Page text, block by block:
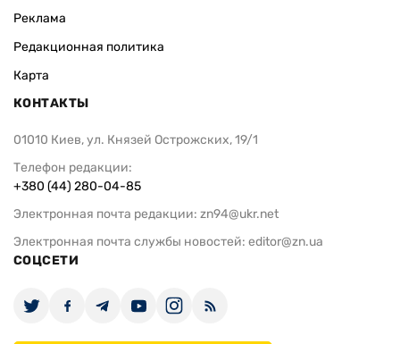
Реклама
Редакционная политика
Карта
КОНТАКТЫ
01010 Киев, ул. Князей Острожских, 19/1
Телефон редакции:
+380 (44) 280-04-85
Электронная почта редакции: zn94@ukr.net
Электронная почта службы новостей: editor@zn.ua
СОЦСЕТИ